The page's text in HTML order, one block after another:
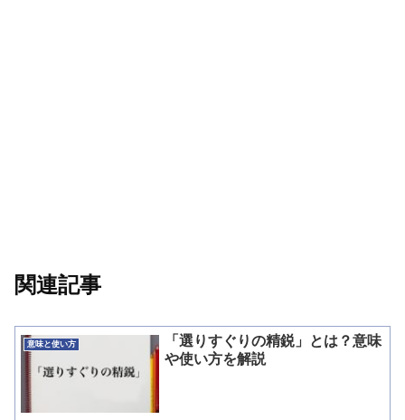
関連記事
意味と使い方
「選りすぐりの精鋭」とは？意味
や使い方を解説